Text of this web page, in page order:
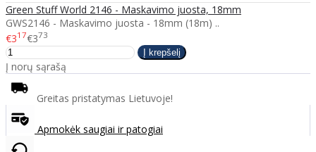
Green Stuff World 2146 - Maskavimo juosta, 18mm
GWS2146 - Maskavimo juosta - 18mm (18m) ..
€317€373
Į norų sąrašą
Greitas pristatymas Lietuvoje!
Apmokėk saugiai ir patogiai